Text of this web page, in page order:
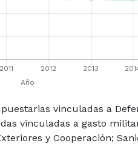
vinculadas a
vinculadas a gasto
y Cooperación;